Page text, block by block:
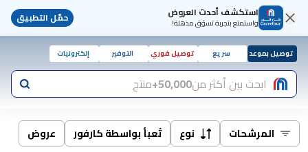
استكشف أحدث العروض
واستمتع بتجربة تسوّق مذهلة! حمّل التطبيق
توصيل بموعد سريع توصيل فوري التوفير إلكترونيات
ابحث بين أكثر من50,000+ منتج
المرشحات نوع تُعبأ بواسطة كارفور عروض